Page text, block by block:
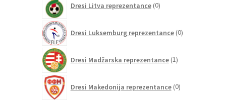
Dresi Litva reprezentance 0izdelkov
Dresi Luksemburg reprezentance 0izdelkov
Dresi Madžarska reprezentance 1izdelek
Dresi Makedonija reprezentance 0izdelkov